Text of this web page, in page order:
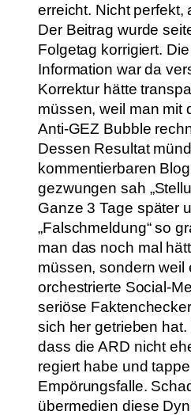
erreicht. Nicht perfekt,
Der Beitrag wurde
Folgetag korrigiert.
Information war da
Korrektur hätte
müssen, weil man mit
Anti-GEZ Bubble
Dessen Resultat
kommentierbaren
gezwungen sah
Ganze 3 Tage später
„Falschmeldung“ so
man das noch mal
müssen, sondern weil
orchestrierte Social-
seriöse
sich her getrieben
dass die ARD nicht
regiert habe und
Empörungsfalle.
übermedien diese